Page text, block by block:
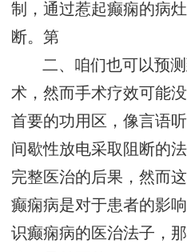
制，通过惹起癫痫的病
断。第
二、咱们也可以预
术，然而手术疗效可能
首要的功用区，像言语
间歇性放电采取阻断的
完整医治的后果，然而
癫痫病是对于患者的影
识癫痫病的医治法子，